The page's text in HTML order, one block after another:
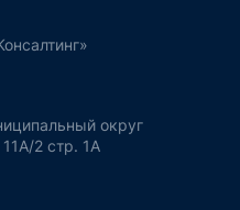
округ
2 стр. 1А